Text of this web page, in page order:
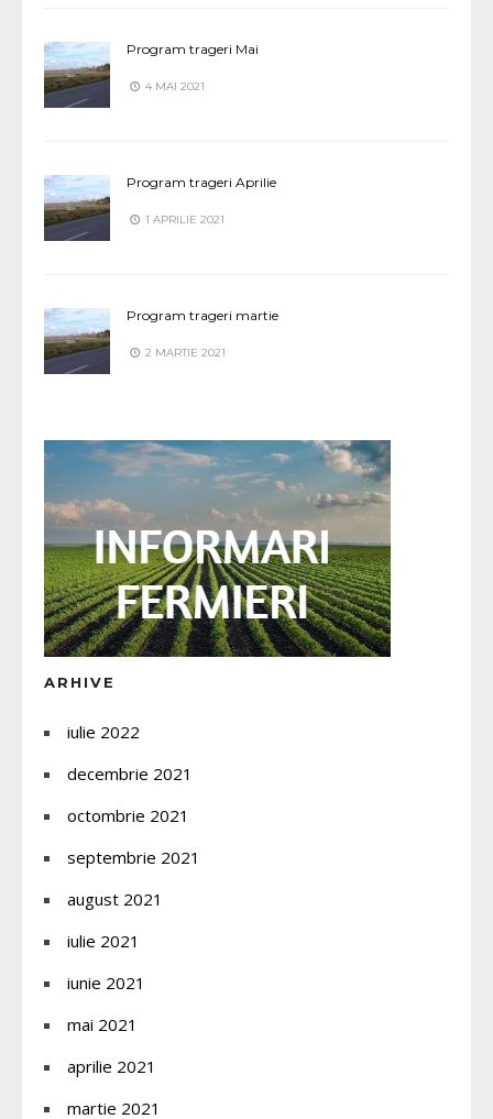
Program trageri Mai
4 MAI 2021
Program trageri Aprilie
1 APRILIE 2021
Program trageri martie
2 MARTIE 2021
ARHIVE
iulie 2022
decembrie 2021
octombrie 2021
septembrie 2021
august 2021
iulie 2021
iunie 2021
mai 2021
aprilie 2021
martie 2021